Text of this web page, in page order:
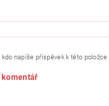
kdo napíše příspěvek k této položce.
komentář